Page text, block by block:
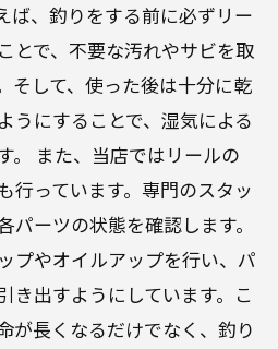
ば、釣りをする前に必ずリー
とで、不要な汚れやサビを取
そして、使った後は十分に乾
うにすることで、湿気による
。 また、当店ではリールの
行っています。専門のスタッ
パーツの状態を確認します。
プやオイルアップを行い、パ
き出すようにしています。こ
が長くなるだけでなく、釣り